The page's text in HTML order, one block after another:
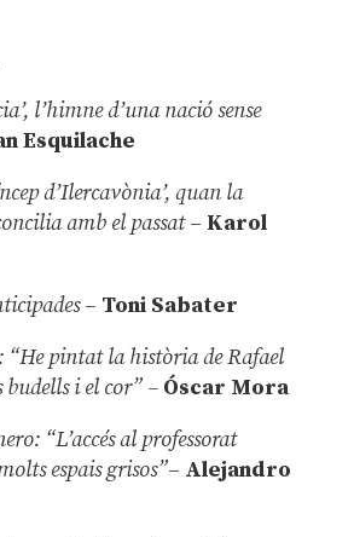
l’himne d’una nació sense
Esquilache
d’Ilercavònia’, quan la
amb el passat– Karol
– Toni Sabater
“He pintat la història de Rafael
budells i el cor” –Óscar Mora
“L’accés al professorat
espais grisos”– Alejandro